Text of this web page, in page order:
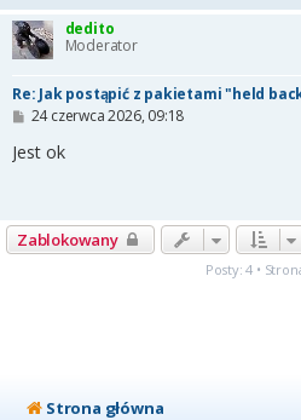
dedito
Moderator
Re: Jak postąpić z pakietami "held
P
s
24 czerwca 2026, 09:18
Jest ok
Zablokowany
Posty: 4 •
Strona główna